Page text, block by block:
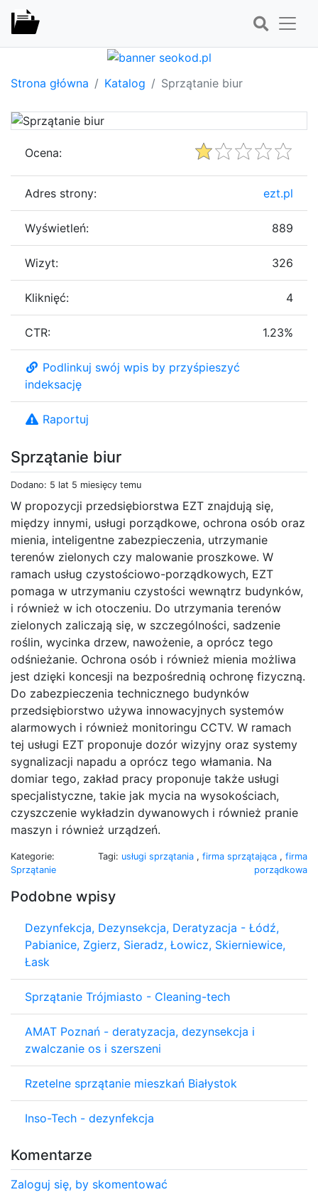
Strona główna Katalog Sprzątanie biur
Sprzątanie biur
Dodano: 5 lat 5 miesięcy temu
W propozycji przedsiębiorstwa EZT znajdują się,
między innymi, usługi porządkowe, ochrona osób oraz
mienia, inteligentne zabezpieczenia, utrzymanie
terenów zielonych czy malowanie proszkowe. W
ramach usług czystościowo-porządkowych, EZT
pomaga w utrzymaniu czystości wewnątrz budynków,
i również w ich otoczeniu. Do utrzymania terenów
zielonych zaliczają się, w szczególności, sadzenie
roślin, wycinka drzew, nawożenie, a oprócz tego
odśnieżanie. Ochrona osób i również mienia możliwa
jest dzięki koncesji na bezpośrednią ochronę fizyczną.
Do zabezpieczenia technicznego budynków
przedsiębiorstwo używa innowacyjnych systemów
alarmowych i również monitoringu CCTV. W ramach
tej usługi EZT proponuje dozór wizyjny oraz systemy
sygnalizacji napadu a oprócz tego włamania. Na
domiar tego, zakład pracy proponuje także usługi
specjalistyczne, takie jak mycia na wysokościach,
czyszczenie wykładzin dywanowych i również pranie
maszyn i również urządzeń.
Kategorie:
Sprzątanie
Tagi: usługi sprzątania , firma sprzątająca , firma
porządkowa
Podobne wpisy
Dezynfekcja, Dezynsekcja, Deratyzacja - Łódź,
Pabianice, Zgierz, Sieradz, Łowicz, Skierniewice,
Łask
Sprzątanie Trójmiasto - Cleaning-tech
AMAT Poznań - deratyzacja, dezynsekcja i
zwalczanie os i szerszeni
Rzetelne sprzątanie mieszkań Białystok
Inso-Tech - dezynfekcja
Komentarze
Zaloguj się, by skomentować
Ocena:
Adres strony: ezt.pl
Wyświetleń: 889
Wizyt: 326
Kliknięć: 4
CTR: 1.23%
Podlinkuj swój wpis by przyśpieszyć
indeksację
Raportuj